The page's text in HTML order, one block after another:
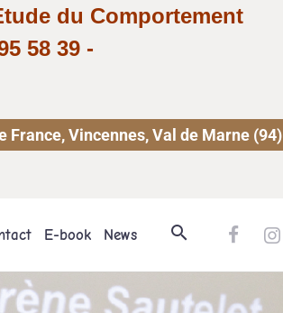
du Comportement
58 39 -
France, Vincennes, Val de Marne (94)
E-book News